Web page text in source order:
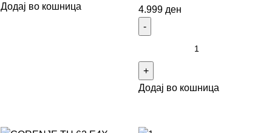
Додај во кошница
4.999 ден
Додај во кошница